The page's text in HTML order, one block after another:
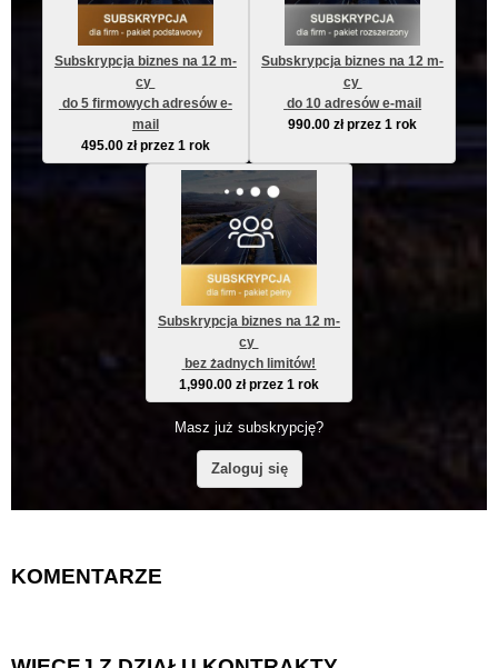
Subskrypcja biznes na 12 m-
cy
mail
495.00 zł przez 1 rok
Subskrypcja biznes na 12 m-
cy
do 10 adresów e-mail
990.00zł przez 1 rok
Subskrypcja biznes na 12 m-
cy
bez żadnych limitów!
1,990.00 zł przez 1 rok
Masz już subskrypcję?
Zaloguj się
KOMENTARZE